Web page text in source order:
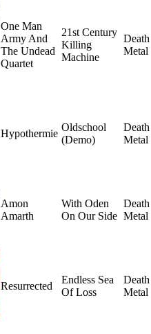
One Man
Army And
The Undead
Quartet
21st Century
Killing
Machine
Death
Metal
Hypothermie
Oldschool
(Demo)
Death
Metal
Amon
Amarth
With Oden
On Our Side
Death
Metal
Resurrected
Endless Sea
Of Loss
Death
Metal